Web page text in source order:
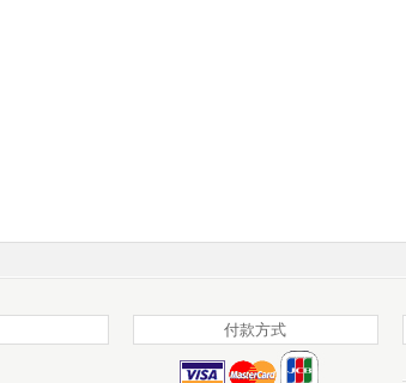
付款方式